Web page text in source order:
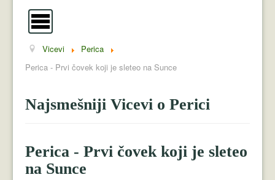
Vicevi
Crnogorci
Lala
Vicevi
Perica
Perica - Prvi čovek koji je sleteo na Sunce
Najsmešniji Vicevi o Perici
Perica - Prvi čovek koji je sleteo
na Sunce